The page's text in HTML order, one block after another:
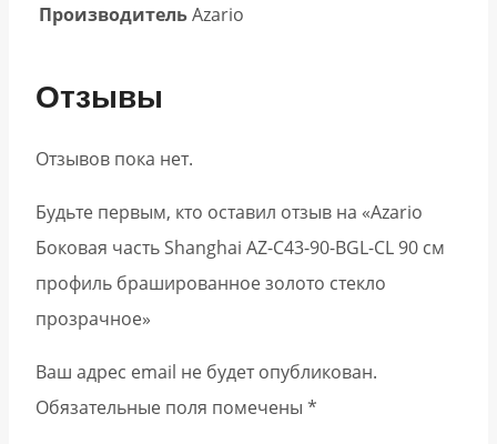
ПроизводительAzario
Отзывы
Отзывов пока нет.
Будьте первым, кто оставил отзыв на «Azario
Боковая часть Shanghai AZ-C43-90-BGL-CL 90 см
профиль брашированное золото стекло
прозрачное»
Ваш адрес email не будет опубликован.
Обязательные поля помечены *